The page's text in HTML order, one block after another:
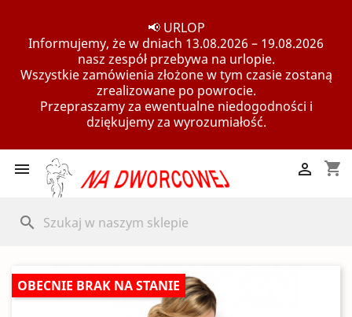
📢 URLOP
Informujemy, że w dniach 13.08.2026 – 19.08.2026
nasz zespół przebywa na urlopie.
Wszystkie zamówienia złożone w tym czasie zostaną
zrealizowane po powrocie.
Przepraszamy za ewentualne niedogodności i
dziękujemy za wyrozumiałość.
 shopping_cart

search
OBECNIE BRAK NA STANIE